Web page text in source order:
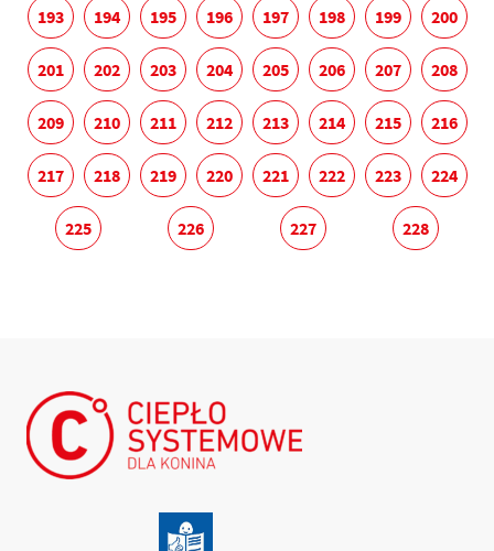
193 194 195 196 197 198 199 200
201 202 203 204 205 206 207 208
209 210 211 212 213 214 215 216
217 218 219 220 221 222 223 224
225 226 227 228